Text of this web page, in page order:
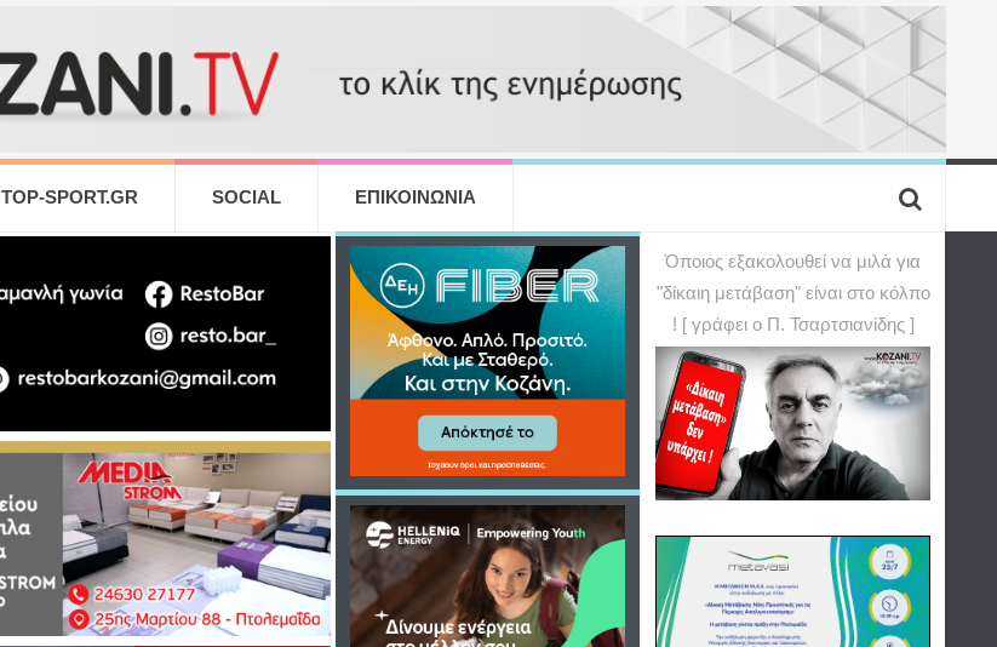
TOP-SPORT.GR SOCIAL ΕΠΙΚΟΙΝΩΝΙΑ
Όποιος εξακολουθεί να μιλά για
"δίκαιη μετάβαση" είναι στο κόλπο
! [ γράφει ο Π. Τσαρτσιανίδης ]